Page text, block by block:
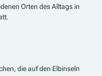
Orten des Alltags in
die auf den Elbinseln